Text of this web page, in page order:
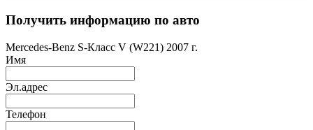
Получить информацию по авто
Mercedes-Benz S-Класс V (W221) 2007 г.
Имя
Эл.адрес
Телефон